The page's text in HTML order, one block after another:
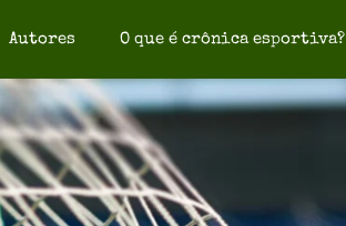
Autores O que é crônica esportiva?